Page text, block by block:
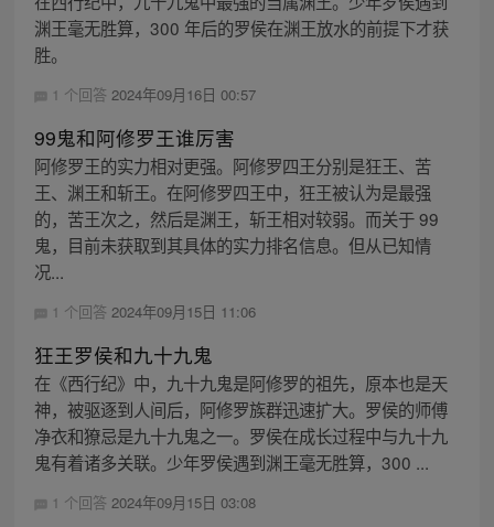
渊王毫无胜算，300 年后的罗侯在渊王放水的前提下才获
胜。
1 个回答 2024年09月16日 00:57
99鬼和阿修罗王谁厉害
阿修罗王的实力相对更强。阿修罗四王分别是狂王、苦
王、渊王和斩王。在阿修罗四王中，狂王被认为是最强
的，苦王次之，然后是渊王，斩王相对较弱。而关于 99
鬼，目前未获取到其具体的实力排名信息。但从已知情
况...
1 个回答 2024年09月15日 11:06
狂王罗侯和九十九鬼
在《西行纪》中，九十九鬼是阿修罗的祖先，原本也是天
神，被驱逐到人间后，阿修罗族群迅速扩大。罗侯的师傅
净衣和獠忌是九十九鬼之一。罗侯在成长过程中与九十九
鬼有着诸多关联。少年罗侯遇到渊王毫无胜算，300 ...
1 个回答 2024年09月15日 03:08